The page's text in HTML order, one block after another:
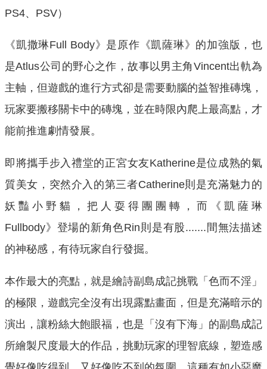
PS4、PSV）
《凱撒琳Full Body》是原作《凱薩琳》的加強版，也
是Atlus公司的野心之作，故事以男主角Vincent出軌為
主軸，但遊戲的進行方式卻是需要動腦的益智推磚塊，
玩家要搬移關卡中的磚塊，並在時限內爬上最高點，才
能前推進劇情發展。
即將攜手步入禮堂的正宮女友Katherine是位成熟的氣
質美女，突然介入的第三者Catherine則是充滿魅力的
妖豔小野貓，把人耍得團團轉，而《凱薩琳
Fullbody》登場的新角色Rin則是有股.......間無法描述
的神秘感，有待玩家自行發掘。
本作最大的亮點，就是繪詩副島成記挑戰「色而不淫」
的極限，遊戲完全沒有出現露點畫面，但是充滿暗示的
演出，讓粉絲大飽眼福，也是「沒有下海」的副島成記
所繪製尺度最大的作品，挑動玩家的理智底線，塑造感